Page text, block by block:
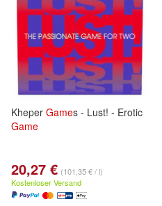
Kheper Games - Lust! - Erotic
Game
20,27 € (101,35 € / l)
Kostenloser Versand